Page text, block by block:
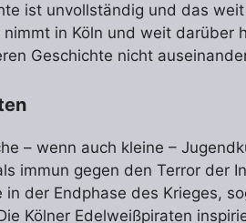
ist unvollständig und das
in Köln und weit darüber
Geschichte nicht
– wenn auch kleine –
immun gegen den Terror der
der Endphase des Krieges,
Kölner Edelweißpiraten